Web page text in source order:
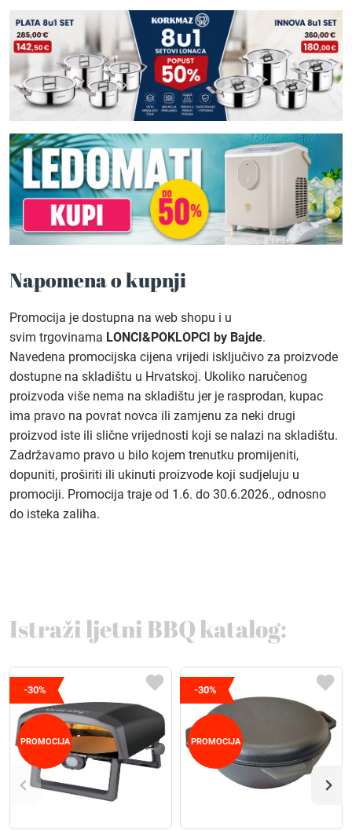
Napomena o kupnji
Promocija je dostupna na web shopu i u
svim trgovinama LONCI&POKLOPCI by Bajde.
Navedena promocijska cijena vrijedi isključivo za proizvode
dostupne na skladištu u Hrvatskoj. Ukoliko naručenog
proizvoda više nema na skladištu jer je rasprodan, kupac
ima pravo na povrat novca ili zamjenu za neki drugi
proizvod iste ili slične vrijednosti koji se nalazi na skladištu.
Zadržavamo pravo u bilo kojem trenutku promijeniti,
dopuniti, proširiti ili ukinuti proizvode koji sudjeluju u
promociji. Promocija traje od 1.6. do 30.6.2026., odnosno
do isteka zaliha.
Istraži ljetni BBQ katalog:
-30%
PROMOCIJA
-30%
PROMOCIJA